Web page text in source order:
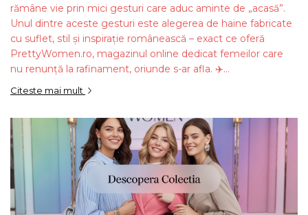
rămâne vie prin mici gesturi care aduc aminte de „acasă”.
Unul dintre aceste gesturi este alegerea de haine fabricate
cu suflet, stil și inspirație românească – exact ce oferă
PrettyWomen.ro, magazinul online dedicat femeilor care
nu renunță la rafinament, oriunde s-ar afla. ✈️...
Citeste mai mult